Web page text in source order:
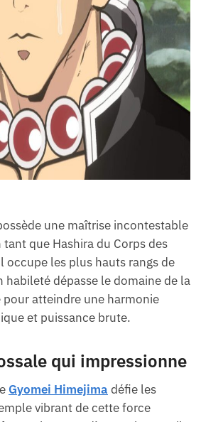
une maîtrise incontestable
tant que Hashira du Corps des
occupe les plus hauts rangs de
habileté dépasse le domaine de la
atteindre une harmonie
et puissance brute.
qui impressionne
Gyomei Himejima défie les
vibrant de cette force